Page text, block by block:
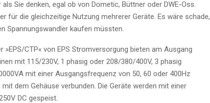
Sie denken, egal ob von Dometic, Büttner oder DWE-Oss.
für die gleichzeitige Nutzung mehrerer Geräte. Es wäre schade,
Spannungswandler kaufen müssten.
CTP« von EPS Stromversorgung bieten am Ausgang
mit 115/230V, 1 phasig oder 208/380/400V, 3 phasig
mit einer Ausgangsfrequenz von 50, 60 oder 400Hz
dem Gehäuse verbunden. Die Geräte werden mit einer
DC gespeist.